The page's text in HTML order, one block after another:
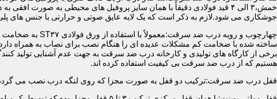
جوشکاری می شود.لازم به ذکر است که یک لایه عایق صوتی و حرارتی با جنس های
ساخته شده با ضخامت کم مشکلات عدیده ای را هنگام نصب برای نصاب به همراه
برخی از کارگاه های تولیدی و کارخانه درب ضد سرقت به جهت عدم آشنایی
هستیم که از درب ضد سرقت بی کیفیت استفاده کرده اند.
قفل درب ضد سرقت:ترکیب دو قفل به صورت مجزا که روی لنگه درب نصب می گردد به این صورت که قفل